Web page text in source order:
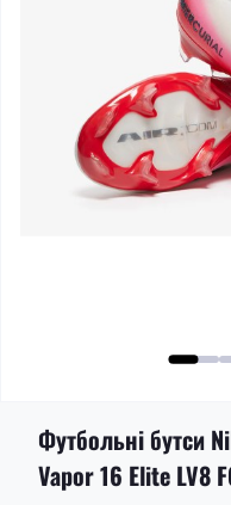
Футбольні бутси
Vapor 16 Elite LV8